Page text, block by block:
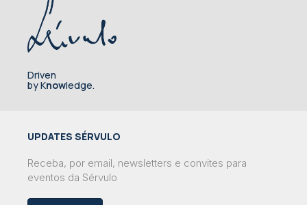
Driven
by Knowledge.
UPDATES SÉRVULO
Receba, por email, newsletters e convites para
eventos da Sérvulo